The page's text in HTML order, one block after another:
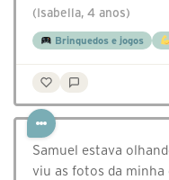
(Isabella, 4 anos)
Brinquedos e jogos
Samuel estava
viu as fotos da minha